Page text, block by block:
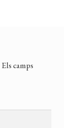
Els camps